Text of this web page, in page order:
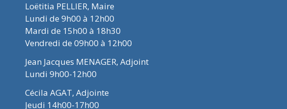
Loëtitia PELLIER, Maire
Lundi de 9h00 à 12h00
Mardi de 15h00 à 18h30
Vendredi de 09h00 à 12h00
Jean Jacques MENAGER, Adjoint
Lundi 9h00-12h00
Cécila AGAT, Adjointe
Jeudi 14h00-17h00